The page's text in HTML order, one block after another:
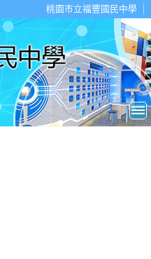
桃園市立福豐國民中學